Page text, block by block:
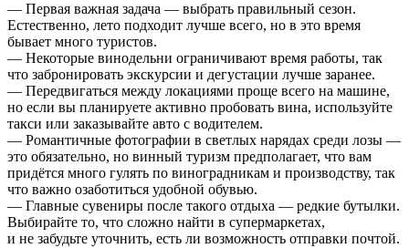
— Первая важная задача — выбрать правильный сезон.
Естественно, лето подходит лучше всего, но в это время
бывает много туристов.
— Некоторые винодельни ограничивают время работы, так
что забронировать экскурсии и дегустации лучше заранее.
— Передвигаться между локациями проще всего на машине,
но если вы планируете активно пробовать вина, используйте
такси или заказывайте авто с водителем.
— Романтичные фотографии в светлых нарядах среди лозы —
это обязательно, но винный туризм предполагает, что вам
придётся много гулять по виноградникам и производству, так
что важно озаботиться удобной обувью.
— Главные сувениры после такого отдыха — редкие бутылки.
Выбирайте то, что сложно найти в супермаркетах,
и не забудьте уточнить, есть ли возможность отправки почтой.